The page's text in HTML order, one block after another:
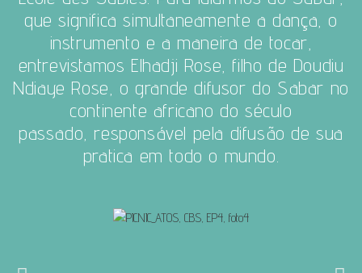
que significa simultaneamente a dança, o
instrumento e a maneira de tocar,
entrevistamos Elhadji Rose, filho de Doudiu
Ndiaye Rose, o grande difusor do Sabar no
continente africano do século
passado, responsável pela difusão de sua
pratica em todo o mundo.